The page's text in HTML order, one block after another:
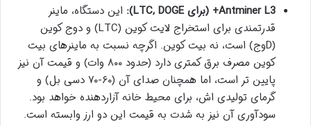
Antminer L3+ (برای LTC, DOGE):
این دستگاه، ماینر
قدرتمندی برای استخراج لایت کوین (LTC) و دوج کوین
(Dوج) است، نه بیت کوین. اگرچه نسبت به ماینرهای بیت
کوین مصرف برق کمتری دارد (حدود ۸۰۰ وات) و قیمت آن نیز
پایین تر است، اما همچنان صدای آن (۶۰-۷۰ دسی بل) و
گرمای تولیدی اش، برای محیط خانه آزاردهنده خواهد بود.
سودآوری آن نیز به شدت به قیمت این دو ارز وابسته است.